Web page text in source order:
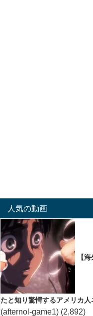
人気の動画
【
たと知り驚愕するアメリカ人
(afternol-game1) (2,892)